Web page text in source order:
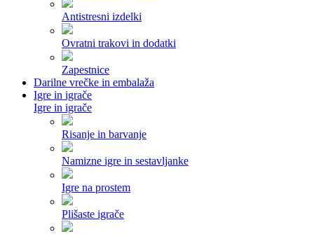
Antistresni izdelki
Ovratni trakovi in dodatki
Zapestnice
Darilne vrečke in embalaža
Igre in igrače
Igre in igrače
Risanje in barvanje
Namizne igre in sestavljanke
Igre na prostem
Plišaste igrače